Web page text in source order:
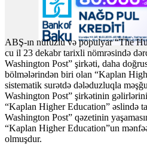
ABŞ-ın nüfuzlu və populyar “The
cu il 23 dekabr tarixli nömrəsində
Washington Post” şirkəti, daha
bölmələrindən biri olan “Kaplan
sistematik surətdə dələduzluqla
Washington Post” şirkətinin
“Kaplan Higher Education” əslində
Washington Post” qəzetinin
“Kaplan Higher Education”un
olmuşdur.